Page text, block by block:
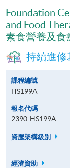
Foundation
and Food
素食營養及食
持續進修
課程編號
HS199A
報名代碼
2390-HS199A
資歷架構級別
經濟資助